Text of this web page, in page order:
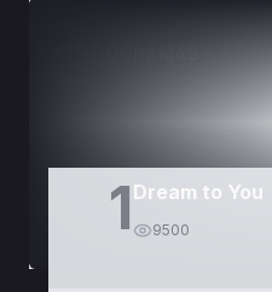
1 Dream to You
9500